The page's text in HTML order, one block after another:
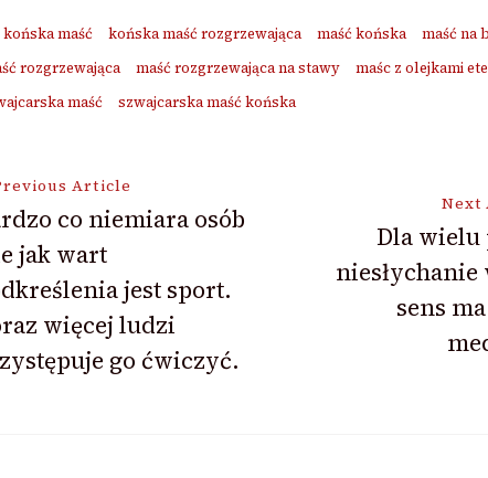
końska maść końska maść rozgrzewająca maść końska maść na
rozgrzewająca maść rozgrzewająca na stawy maśc z olejkami
maść szwajcarska maść końska
Article
co niemiara osób
jak wart
jest sport.
więcej ludzi
go ćwiczyć.
Next
Dla wielu
sens